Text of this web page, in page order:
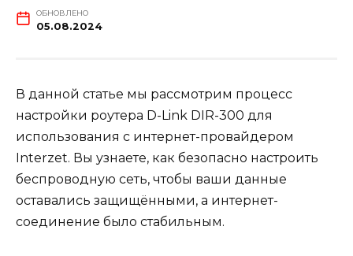
ОБНОВЛЕНО
05.08.2024
В данной статье мы рассмотрим процесс
настройки роутера D-Link DIR-300 для
использования с интернет-провайдером
Interzet. Вы узнаете, как безопасно настроить
беспроводную сеть, чтобы ваши данные
оставались защищёнными, а интернет-
соединение было стабильным.